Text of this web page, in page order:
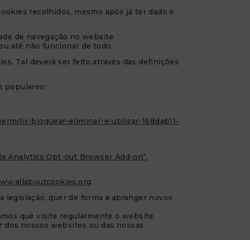
recolhidos, mesmo após já ter dado o
de navegação no website
até não funcionar de todo.
Tal deverá ser feito através das definições
populares:
bloquear-eliminar-e-utilizar-168dab11-
Analytics Opt-out Browser Add-on”,
.
quer de forma a abranger novos
que visite regularmente o website
nossos websites ou das nossas